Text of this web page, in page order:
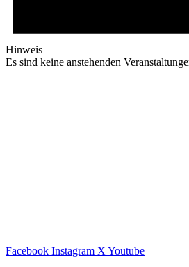
Hinweis
Es sind keine anstehenden
Facebook Instagram X Youtube